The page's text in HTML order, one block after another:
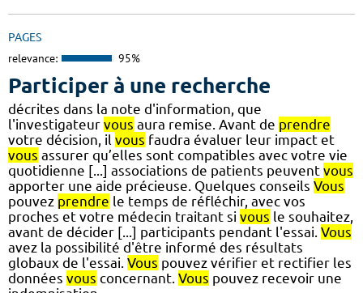
PAGES
relevance: 95%
Participer à une recherche
décrites dans la note d'information, que
l'investigateur vous aura remise. Avant de prendre
votre décision, il vous faudra évaluer leur impact et
vous assurer qu’elles sont compatibles avec votre vie
quotidienne [...] associations de patients peuvent vous
apporter une aide précieuse. Quelques conseils Vous
pouvez prendre le temps de réfléchir, avec vos
proches et votre médecin traitant si vous le souhaitez,
avant de décider [...] participants pendant l'essai. Vous
avez la possibilité d'être informé des résultats
globaux de l'essai. Vous pouvez vérifier et rectifier les
données vous concernant. Vous pouvez recevoir une